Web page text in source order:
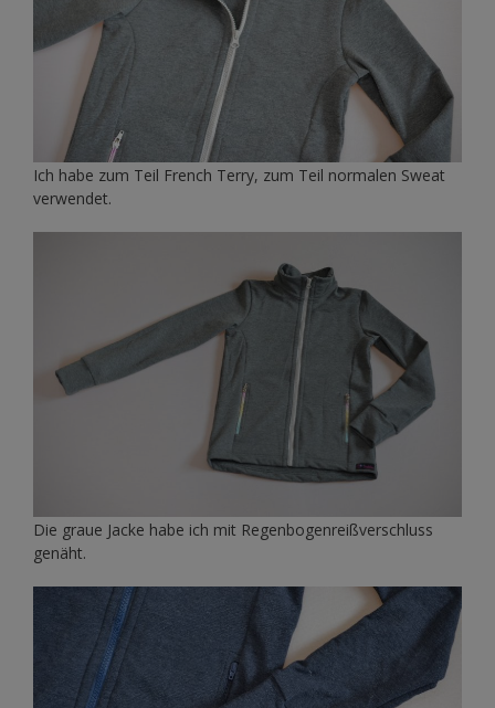
Ich habe zum Teil French Terry, zum Teil normalen Sweat
verwendet.
Die graue Jacke habe ich mit Regenbogenreißverschluss
genäht.